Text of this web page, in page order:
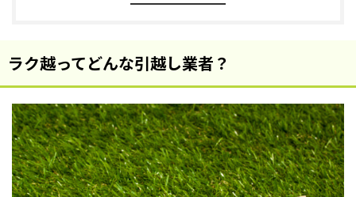
ラク越ってどんな引越し業者？